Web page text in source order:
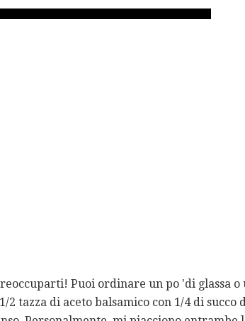
Puoi ordinare un po 'di glassa o
tazza di aceto balsamico con 1/4 di succo